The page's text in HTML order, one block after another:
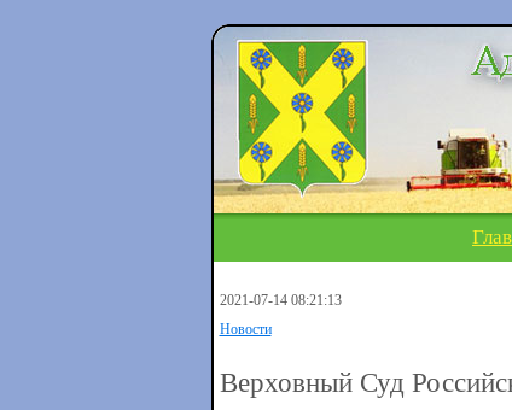
2021-07-14 08:21:13
Новости
Верховный Суд